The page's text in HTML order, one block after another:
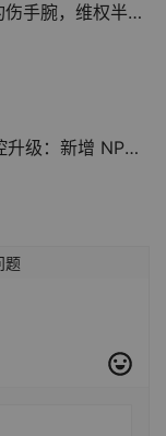
，维权半年无果
增 NPU 监测功能
题